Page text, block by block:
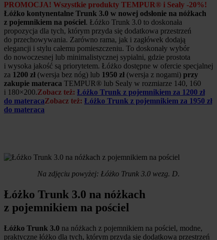
PROMOCJA! Wszystkie produkty TEMPUR® i Sealy -20%!
Łóżko kontynentalne Trunk 3.0 w nowej odsłonie na nóżkach
z pojemnikiem na pościel. Łóżko Trunk 3.0 to doskonała
propozycja dla tych, którym przyda się dodatkowa przestrzeń
do przechowywania. Zarówno rama, jak i zagłówek dodają
elegancji i stylu całemu pomieszczeniu. To doskonały wybór
do nowoczesnej lub minimalistycznej sypialni, gdzie prostota
i wysoka jakość są priorytetem. Łóżko dostępne w ofercie specjalnej
za 1200 zł (wersja bez nóg) lub 1950 zł (wersja z nogami) przy
zakupie materaca TEMPUR® lub Sealy w rozmiarze 140, 160
i 180×200.Zobacz też: Łóżko Trunk z pojemnikiem za 1200 zł
do materacaZobacz też: Łóżko Trunk z pojemnikiem za 1950 zł
do materaca
Na zdjęciu powyżej: Łóżko Trunk 3.0 wezg. D.
Łóżko Trunk 3.0 na nóżkach
z pojemnikiem na pościel
Łóżko Trunk 3.0 na nóżkach z pojemnikiem na pościel, modne,
praktyczne łóżko dla tych, którym przyda się dodatkowa przestrzeń